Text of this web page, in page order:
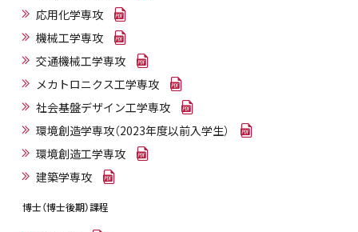
応用化学専攻
機械工学専攻
交通機械工学専攻
メカトロニクス工学専攻
社会基盤デザイン工学専攻
環境創造学専攻（2023年度以前入学生）
環境創造工学専攻
建築学専攻
博士（博士後期）課程